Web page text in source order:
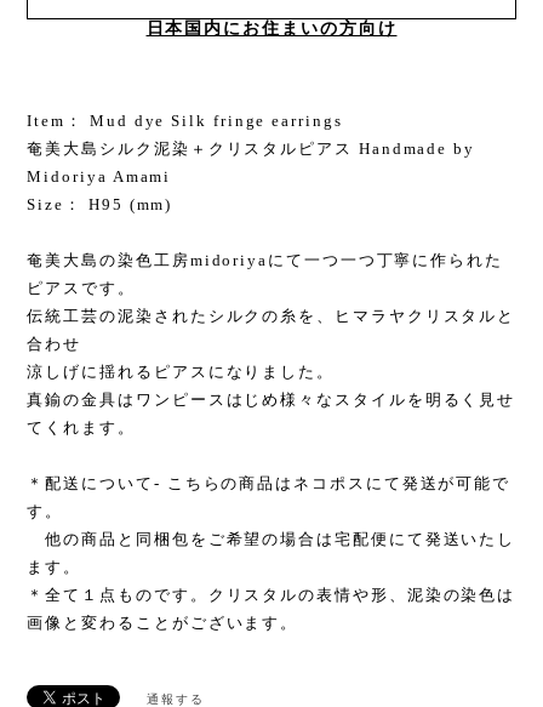
日本国内にお住まいの方向け
Item： Mud dye Silk fringe earrings
奄美大島シルク泥染＋クリスタルピアス Handmade by
Midoriya Amami
Size： H95 (mm)
奄美大島の染色工房midoriyaにて一つ一つ丁寧に作られた
ピアスです。
伝統工芸の泥染されたシルクの糸を、ヒマラヤクリスタルと
合わせ
涼しげに揺れるピアスになりました。
真鍮の金具はワンピースはじめ様々なスタイルを明るく見せ
てくれます。
＊配送について- こちらの商品はネコポスにて発送が可能で
す。
他の商品と同梱包をご希望の場合は宅配便にて発送いたし
ます。
＊全て１点ものです。クリスタルの表情や形、泥染の染色は
画像と変わることがございます。
通報する